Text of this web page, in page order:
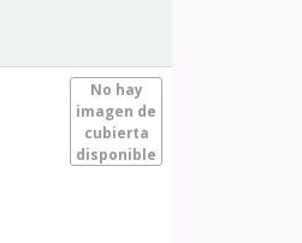
No hay
imagen de
cubierta
disponible